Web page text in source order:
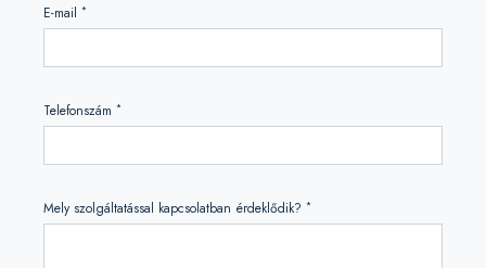
E-mail *
Telefonszám *
Mely szolgáltatással kapcsolatban érdeklődik? *